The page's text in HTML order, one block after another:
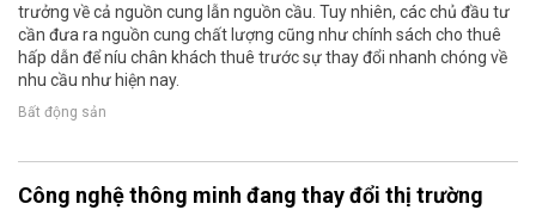
trưởng về cả nguồn cung lẫn nguồn cầu. Tuy nhiên, các chủ đầu tư
cần đưa ra nguồn cung chất lượng cũng như chính sách cho thuê
hấp dẫn để níu chân khách thuê trước sự thay đổi nhanh chóng về
nhu cầu như hiện nay.
Bất động sản
Công nghệ thông minh đang thay đổi thị trường